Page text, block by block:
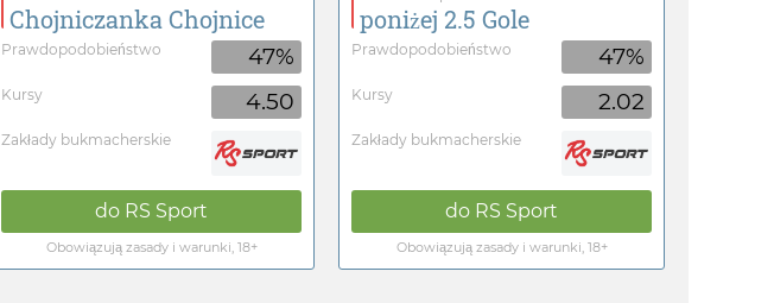
Chojniczanka Chojnice
Prawdopodobieństwo 47%
Kursy 4.50
Zakłady bukmacherskie
do RS Sport
Obowiązują zasady i warunki, 18+
poniżej 2.5 Gole
Prawdopodobieństwo 47%
Kursy 2.02
Zakłady bukmacherskie
do RS Sport
Obowiązują zasady i warunki, 18+